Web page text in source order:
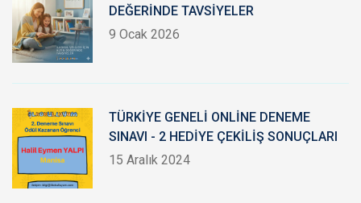
DEĞERİNDE TAVSİYELER
9 Ocak 2026
TÜRKİYE GENELİ ONLİNE DENEME
SINAVI - 2 HEDİYE ÇEKİLİŞ SONUÇLARI
15 Aralık 2024